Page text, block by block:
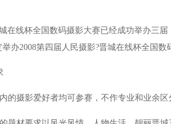
在线杯全国数码摄影大赛已经成功举办三届
办2008第四届人民摄影?晋城在线杯全国数
的摄影爱好者均可参赛，不作专业和业余区